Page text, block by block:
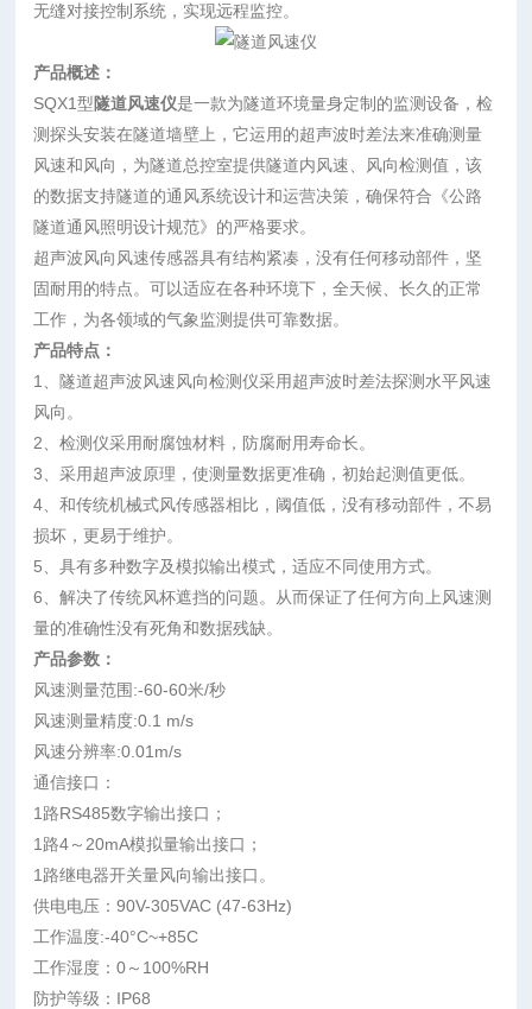
无缝对接控制系统，实现远程监控。
产品概述：
SQX1型隧道风速仪是一款为隧道环境量身定制的监测设备，检
测探头安装在隧道墙壁上，它运用的超声波时差法来准确测量
风速和风向，为隧道总控室提供隧道内风速、风向检测值，该
的数据支持隧道的通风系统设计和运营决策，确保符合《公路
隧道通风照明设计规范》的严格要求。
超声波风向风速传感器具有结构紧凑，没有任何移动部件，坚
固耐用的特点。可以适应在各种环境下，全天候、长久的正常
工作，为各领域的气象监测提供可靠数据。
产品特点：
1、隧道超声波风速风向检测仪采用超声波时差法探测水平风速
风向。
2、检测仪采用耐腐蚀材料，防腐耐用寿命长。
3、采用超声波原理，使测量数据更准确，初始起测值更低。
4、和传统机械式风传感器相比，阈值低，没有移动部件，不易
损坏，更易于维护。
5、具有多种数字及模拟输出模式，适应不同使用方式。
6、解决了传统风杯遮挡的问题。从而保证了任何方向上风速测
量的准确性没有死角和数据残缺。
产品参数：
风速测量范围:-60-60米/秒
风速测量精度:0.1 m/s
风速分辨率:0.01m/s
通信接口：
1路RS485数字输出接口；
1路4～20mA模拟量输出接口；
1路继电器开关量风向输出接口。
供电电压：90V-305VAC (47-63Hz)
工作温度:-40°C~+85C
工作湿度：0～100%RH
防护等级：IP68